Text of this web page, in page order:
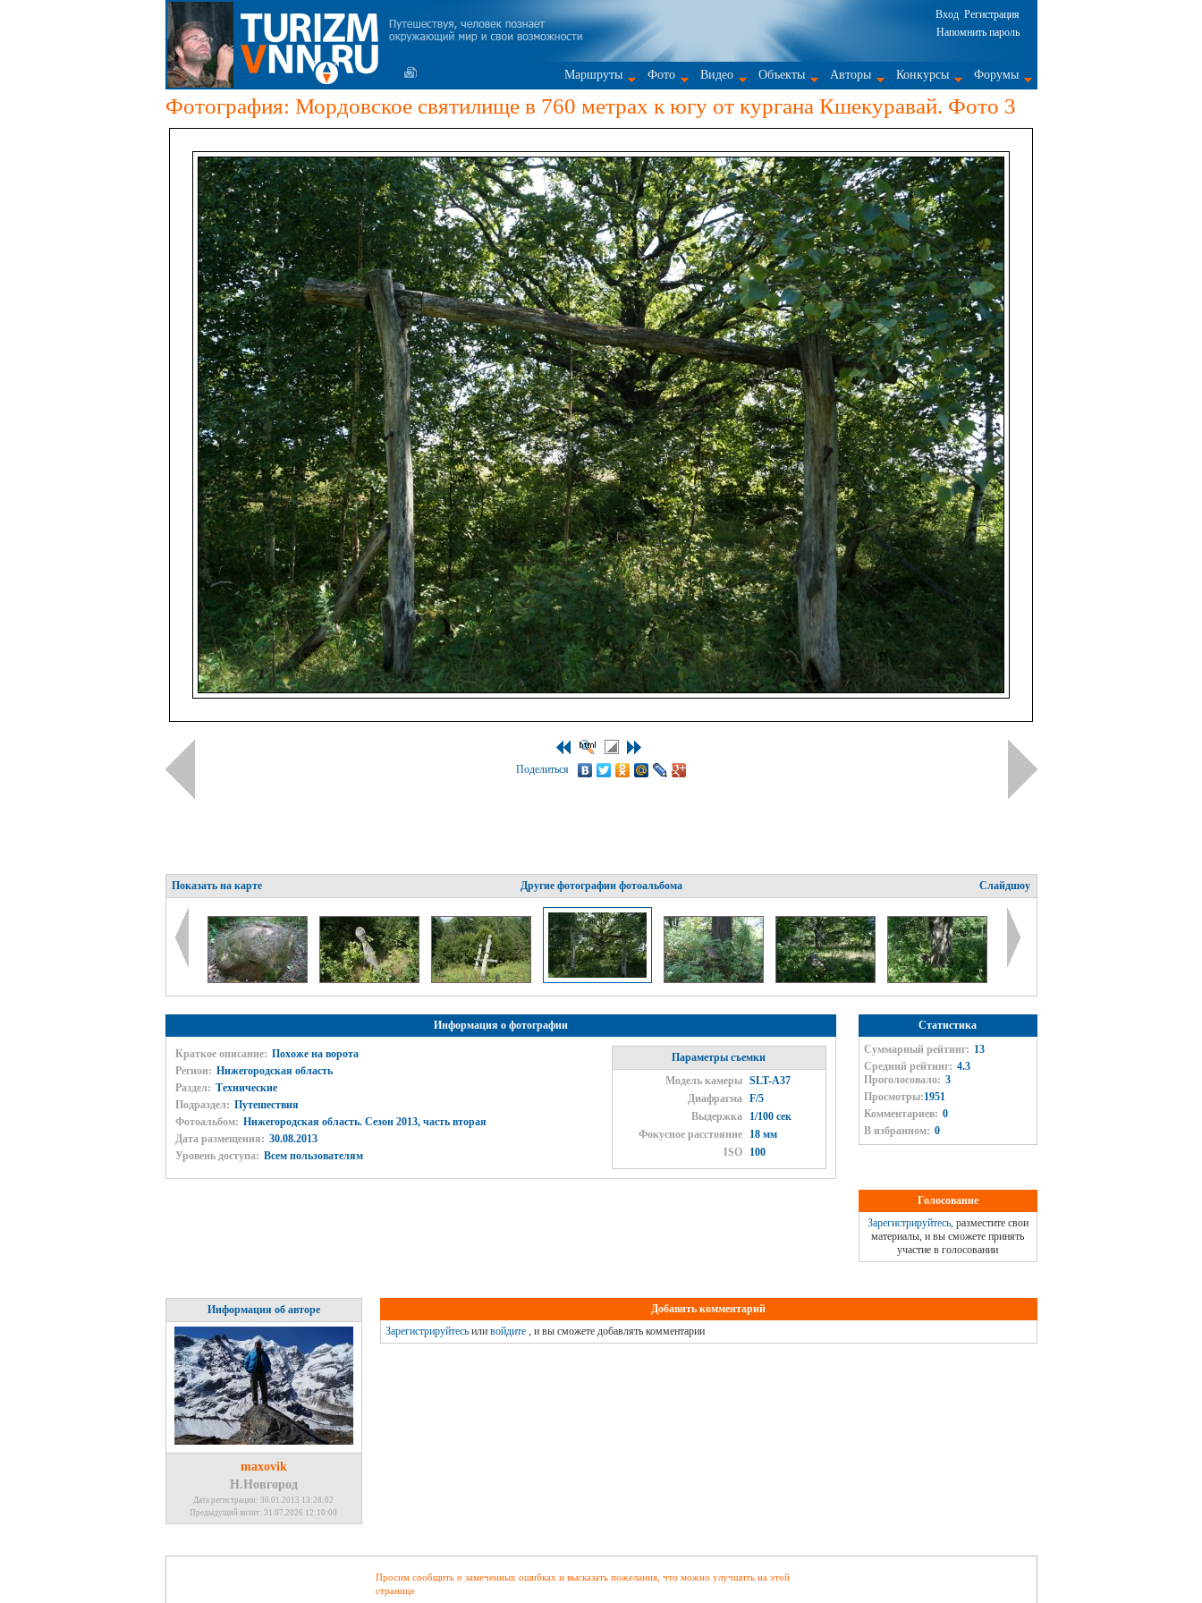
Вход Регистрация
Напомнить пароль
Маршруты Фото Видео Объекты Авторы Конкурсы Форумы
Фотография: Мордовское святилище в 760 метрах к югу от кургана Кшекуравай. Фото 3
Поделиться
Показать на карте Другие фотографии фотоальбома Слайдшоу
Информация о фотографии
Краткое описание: Похоже на ворота
Регион: Нижегородская область
Раздел: Технические
Подраздел: Путешествия
Фотоальбом: Нижегородская область. Сезон 2013, часть вторая
Дата размещения: 30.08.2013
Уровень доступа: Всем пользователям
Параметры съемки
Модель камеры
SLT-A37
Диафрагма
F/5
Выдержка
1/100 сек
Фокусное расстояние
18 мм
ISO
100
Статистика
Суммарный рейтинг: 13
Средний рейтинг: 4.3
Проголосовало: 3
Просмотры:1951
Комментариев: 0
В избранном: 0
Голосование
Зарегистрируйтесь, разместите свои
материалы, и вы сможете принять
участие в голосовании
Информация об авторе
maxovik
Н.Новгород
Дата регистрации: 30.01.2013 13:28:02
Предыдущий визит: 31.07.2026 12:10:00
Добавить комментарий
Зарегистрируйтесьили войдите, и вы сможете добавлять комментарии
Просим сообщить о замеченных ошибках и высказать пожелания, что можно улучшить на этой
странице